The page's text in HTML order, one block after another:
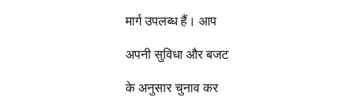
मार्ग उपलब्ध हैं। आप
अपनी सुविधा और बजट
के अनुसार चुनाव कर